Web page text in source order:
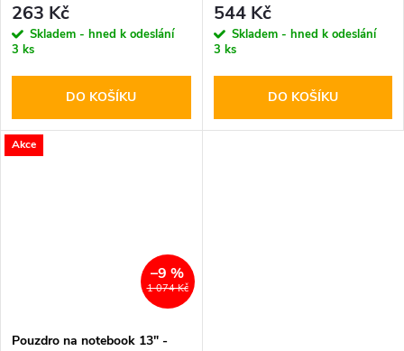
263 Kč
Skladem - hned k odeslání
3 ks
DO KOŠÍKU
544 Kč
Skladem - hned k odeslání
3 ks
DO KOŠÍKU
Akce
1 074 Kč
–9 %
Pouzdro na notebook 13" -